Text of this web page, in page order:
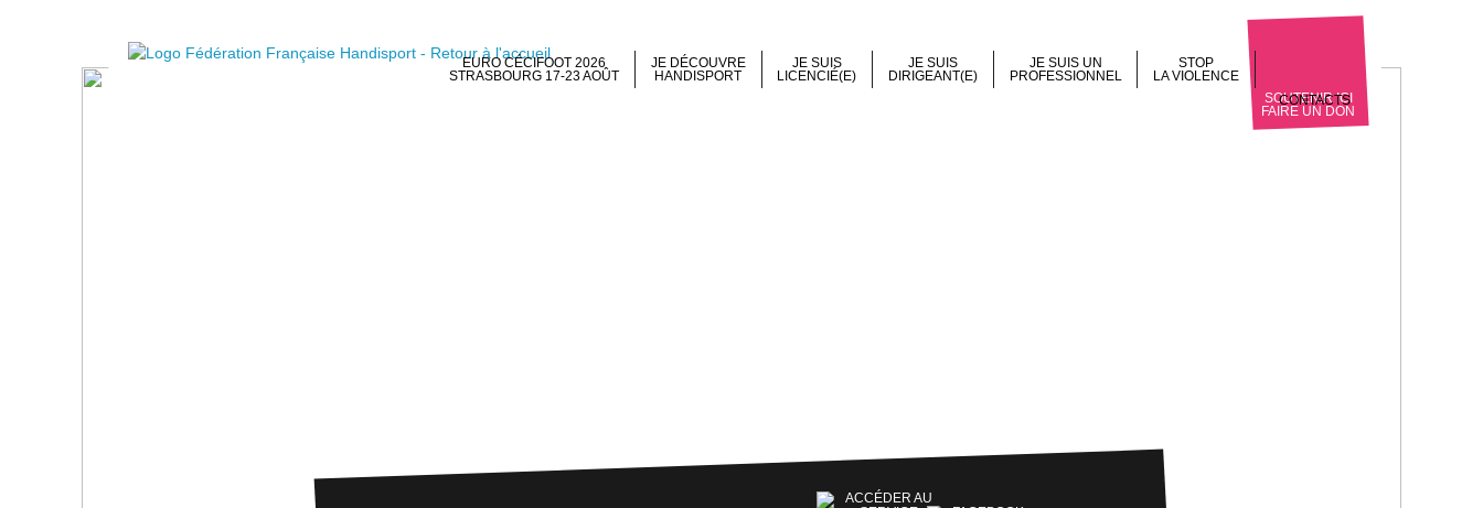
EURO CÉCIFOOT 2026
STRASBOURG 17-23 AOÛT
JE DÉCOUVRE
HANDISPORT
JE SUIS
LICENCIÉ(E)
JE SUIS
DIRIGEANT(E)
JE SUIS UN
PROFESSIONNEL
STOP
LA VIOLENCE
SOUTENIR ICI
FAIRE UN DON
CONTACTS